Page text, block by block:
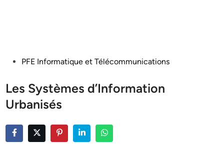
PostedPFE Informatique et Télécommunications
Les Systèmes d’Information
Urbanisés